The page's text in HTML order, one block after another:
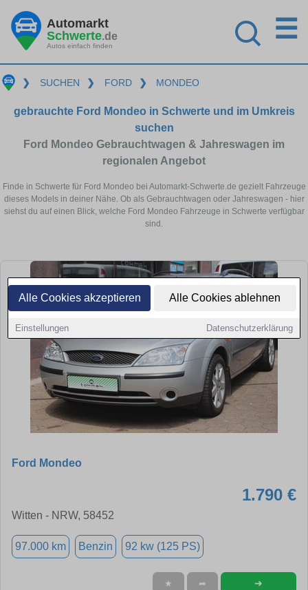
Alle Cookies akzeptieren Alle Cookies ablehnen
Einstellungen Datenschutzerklärung
Automarkt
Schwerte.de
Autos einfach finden
☰
❯ SUCHEN ❯ FORD ❯ MONDEO
gebrauchte Ford Mondeo in Schwerte und im Umkreis
suchen
Ford Mondeo Gebrauchtwagen & Jahreswagen im
regionalen Angebot
Finde in Schwerte für Ford Mondeo bei Automarkt-Schwerte.de gezielt Fahrzeuge
dieses Models in deiner Nähe. Ob als Gebrauchtwagen oder Jahreswagen - hier
siehst du auf einen Blick, welche Ford Mondeo Fahrzeuge in Schwerte verfügbar
sind.
Ford Mondeo
1.790 €
Witten - NRW, 58452
97.000 km Benzin 92 kw (125 PS)
★ ➦ ➜